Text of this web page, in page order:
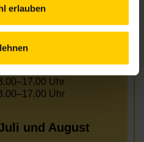
erlauben
Uhr
Uhr
und August